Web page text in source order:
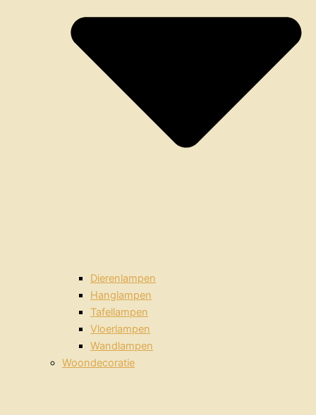
Dierenlampen
Hanglampen
Tafellampen
Vloerlampen
Wandlampen
Woondecoratie